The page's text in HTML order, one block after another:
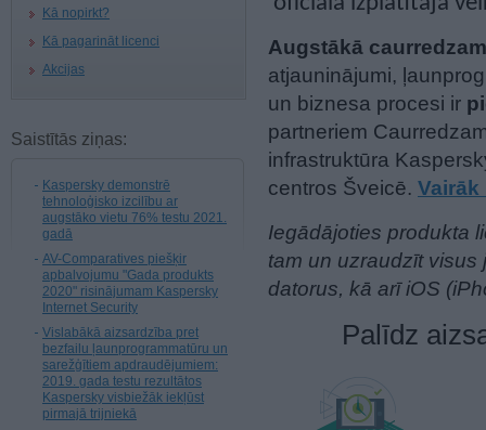
Kā nopirkt?
Kā pagarināt licenci
Akcijas
Saistītās ziņas:
Kaspersky demonstrē
tehnoloģisko izcilību ar
augstāko vietu 76% testu 2021.
gadā
AV-Comparatives piešķir
apbalvojumu "Gada produkts
2020" risinājumam Kaspersky
Internet Security
Vislabākā aizsardzība pret
bezfailu ļaunprogrammatūru un
sarežģītiem apdraudējumiem:
2019. gada testu rezultātos
Kaspersky visbiežāk iekļūst
pirmajā trijniekā
Augstākā
atjauninājumi,
un biznesa procesi ir
partneriem
infrastruktūra
centros Šveicē. Vairāk
Iegādājoties produkta
tam un uzraudzīt
datorus, kā arī iOS
Palīdz